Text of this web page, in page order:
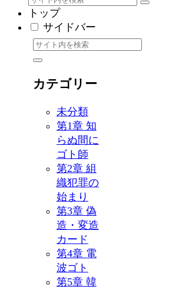
トップ
サイドバー
カテゴリー
未分類
第1章 知
らぬ間に
ゴト師
第2章 組
織犯罪の
始まり
第3章 偽
造・変造
カード
第4章 電
波ゴト
第5章 韓